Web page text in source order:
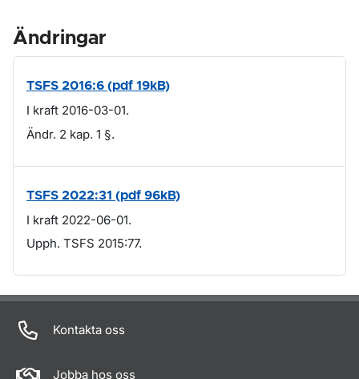
Ändringar
TSFS 2016:6 (pdf 19kB)
I kraft 2016-03-01.
Ändr. 2 kap. 1 §.
TSFS 2022:31 (pdf 96kB)
I kraft 2022-06-01.
Upph. TSFS 2015:77.
Om sidan
Kontakta oss
Jobba hos oss